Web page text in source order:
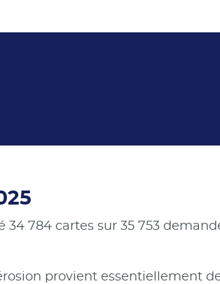
34 784 cartes sur 35 753
provient essentiellement